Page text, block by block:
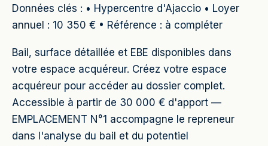
Données clés : • Hypercentre d'Ajaccio • Loyer
annuel : 10 350 € • Référence : à compléter
Bail, surface détaillée et EBE disponibles dans
votre espace acquéreur. Créez votre espace
acquéreur pour accéder au dossier complet.
Accessible à partir de 30 000 € d'apport —
EMPLACEMENT N°1 accompagne le repreneur
dans l'analyse du bail et du potentiel